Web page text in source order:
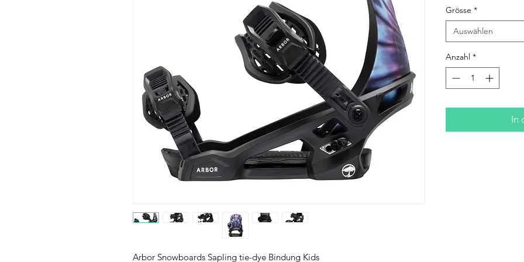
Arbor Snowboards Sapling tie-dye Bindung Kids
Grösse *
Auswählen
Anzahl *
In